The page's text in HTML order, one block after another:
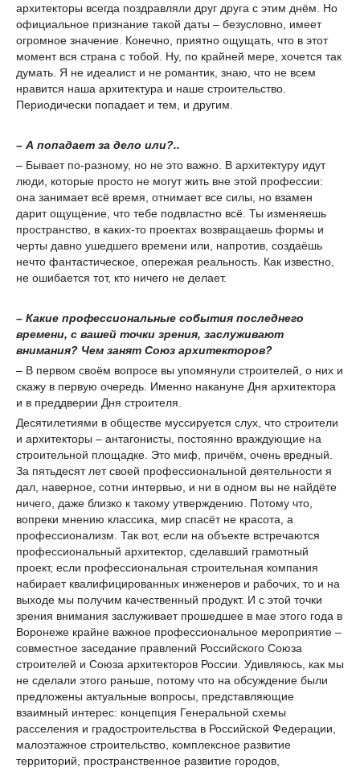
архитекторы всегда поздравляли друг друга с этим днём. Но
официальное признание такой даты – безусловно, имеет
огромное значение. Конечно, приятно ощущать, что в этот
момент вся страна с тобой. Ну, по крайней мере, хочется так
думать. Я не идеалист и не романтик, знаю, что не всем
нравится наша архитектура и наше строительство.
Периодически попадает и тем, и другим.
– А попадает за дело или?..
– Бывает по-разному, но не это важно. В архитектуру идут
люди, которые просто не могут жить вне этой профессии:
она занимает всё время, отнимает все силы, но взамен
дарит ощущение, что тебе подвластно всё. Ты изменяешь
пространство, в каких-то проектах возвращаешь формы и
черты давно ушедшего времени или, напротив, создаёшь
нечто фантастическое, опережая реальность. Как известно,
не ошибается тот, кто ничего не делает.
– Какие профессиональные события последнего
времени, с вашей точки зрения, заслуживают
внимания? Чем занят Союз архитекторов?
– В первом своём вопросе вы упомянули строителей, о них и
скажу в первую очередь. Именно накануне Дня архитектора
и в преддверии Дня строителя.
Десятилетиями в обществе муссируется слух, что строители
и архитекторы – антагонисты, постоянно враждующие на
строительной площадке. Это миф, причём, очень вредный.
За пятьдесят лет своей профессиональной деятельности я
дал, наверное, сотни интервью, и ни в одном вы не найдёте
ничего, даже близко к такому утверждению. Потому что,
вопреки мнению классика, мир спасёт не красота, а
профессионализм. Так вот, если на объекте встречаются
профессиональный архитектор, сделавший грамотный
проект, если профессиональная строительная компания
набирает квалифицированных инженеров и рабочих, то и на
выходе мы получим качественный продукт. И с этой точки
зрения внимания заслуживает прошедшее в мае этого года в
Воронеже крайне важное профессиональное мероприятие –
совместное заседание правлений Российского Союза
строителей и Союза архитекторов России. Удивляюсь, как мы
не сделали этого раньше, потому что на обсуждение были
предложены актуальные вопросы, представляющие
взаимный интерес: концепция Генеральной схемы
расселения и градостроительства в Российской Федерации,
малоэтажное строительство, комплексное развитие
территорий, пространственное развитие городов,